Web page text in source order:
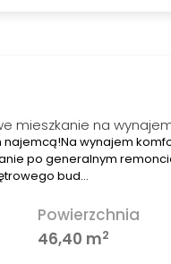
mieszkanie na
najemcą!Na wynajem
po generalnym
bud…
Powierzchnia
46,40 m2